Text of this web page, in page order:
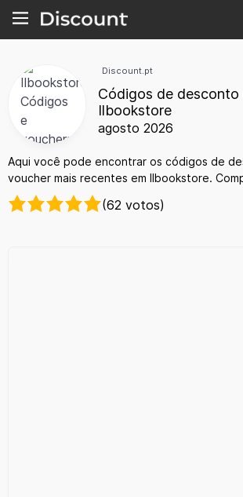
Discount.pt
Códigos de desconto
Ilbookstore
agosto 2026
Aqui você pode encontrar os códigos de
voucher mais recentes em Ilbookstore.
(62 votos)